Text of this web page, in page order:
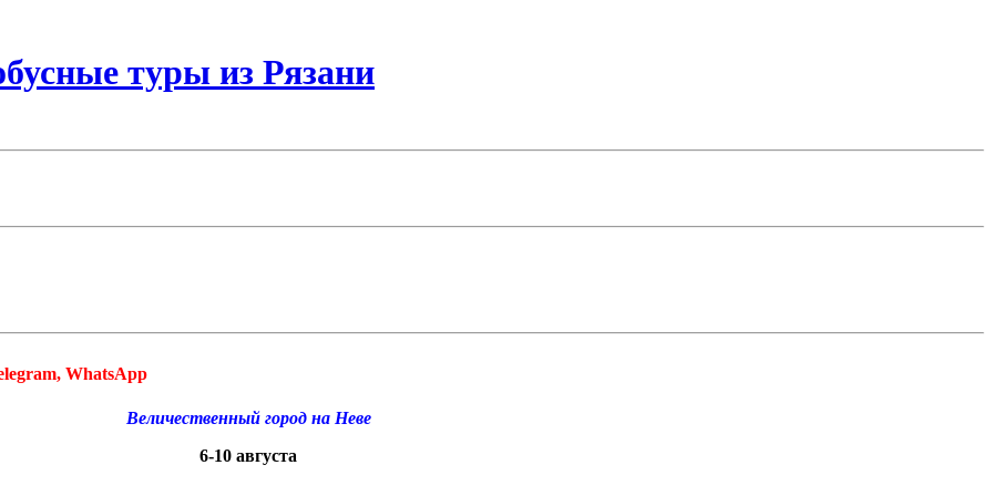
туры из Рязани
WhatsApp
Величественный город на Неве
6-10 августа